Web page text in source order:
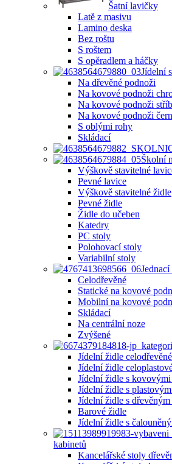
Šatní lavičky
Latě z masivu
Lamino deska
Bez roštu
S roštem
S opěradlem a háčky
Jídelní
Na dřevěné podnoži
Na kovové podnoži
Na kovové podnoži
Na kovové podnoži
S oblými rohy
Skládací
Školní
Výškově stavitelné
Pevné lavice
Výškově stavitelné židle
Pevné židle
Židle do učeben
Katedry
PC stoly
Polohovací stoly
Variabilní stoly
Celodřevěné
Statické na kovové
Mobilní na kovové
Skládací
Na centrální noze
Zvýšené
Jídelní židle celodřevěné
Jídelní židle
Jídelní židle s kovovými
Jídelní židle s
Jídelní židle s dřevěným
Barové židle
Jídelní židle s
kabinetů
Kancelářské stoly